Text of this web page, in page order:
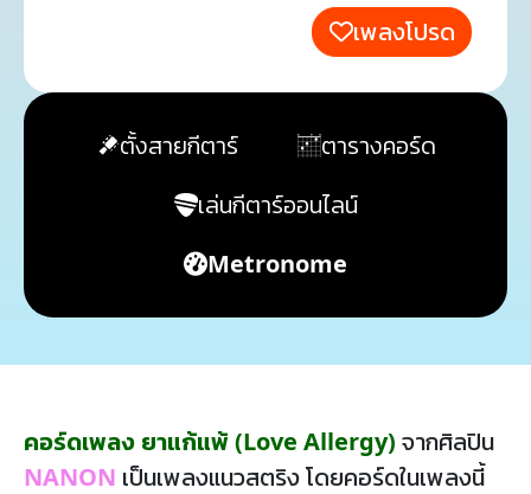
เพลงโปรด
ตั้งสายกีตาร์
ตารางคอร์ด
เล่นกีตาร์ออนไลน์
Metronome
คอร์ดเพลง ยาแก้แพ้ (Love Allergy) จากศิลปิน
NANON เป็นเพลงแนวสตริง โดยคอร์ดในเพลงนี้